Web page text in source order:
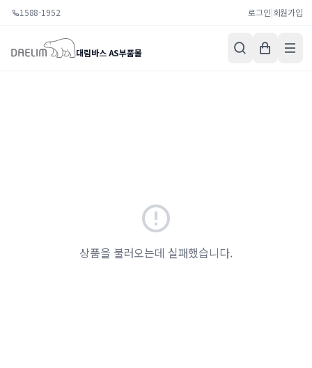
1588-1952 로그인|회원가입
대림바스 AS부품몰
상품을 불러오는데 실패했습니다.